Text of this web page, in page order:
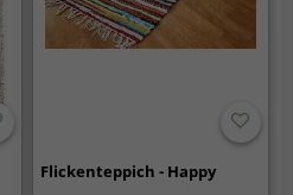
Flickenteppich - Happy